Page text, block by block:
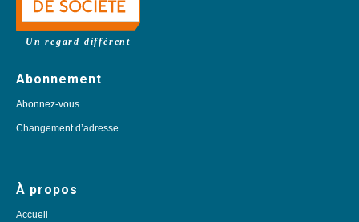
Un regard différent
Abonnement
Abonnez-vous
Changement d’adresse
À propos
Accueil